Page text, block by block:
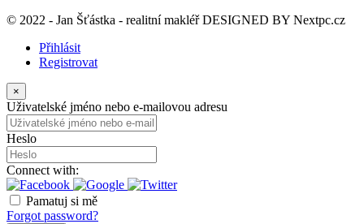
© 2022 - Jan Šťástka - realitní makléř DESIGNED BY Nextpc.cz
Přihlásit
Registrovat
×
Uživatelské jméno nebo e-mailovou adresu
Heslo
Connect with:
Pamatuj si mě
Forgot password?